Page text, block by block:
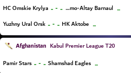
HC Omskie Krylya .. - .. Dynamo-Altay Barnaul ...
Yuzhny Ural Orsk .. - .. HK Aktobe ...
Afghanistan Kabul Premier League T20
Pamir Stars .. - .. Shamshad Eagles ...